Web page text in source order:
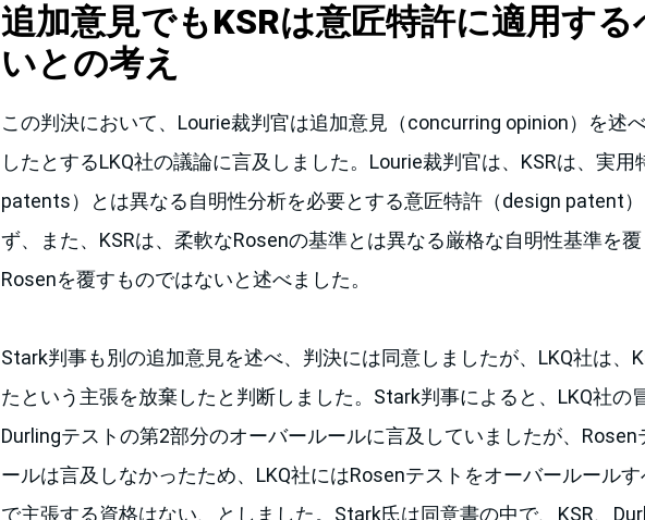
追加意見でもKSRは意匠特許に適用す
いとの考え
この判決において、Lourie裁判官は追加意見（concurring opinion）を述
したとするLKQ社の議論に言及しました。Lourie裁判官は、KSRは、実
patents）とは異なる自明性分析を必要とする意匠特許（design patent
ず、また、KSRは、柔軟なRosenの基準とは異なる厳格な自明性基準を
Rosenを覆すものではないと述べました。
Stark判事も別の追加意見を述べ、判決には同意しましたが、LKQ社は、
たという主張を放棄したと判断しました。Stark判事によると、LKQ社の
Durlingテストの第2部分のオーバールールに言及していましたが、
ールは言及しなかったため、LKQ社にはRosenテストをオーバールール
で主張する資格はない、としました。Stark氏は同意書の中で、KSR、